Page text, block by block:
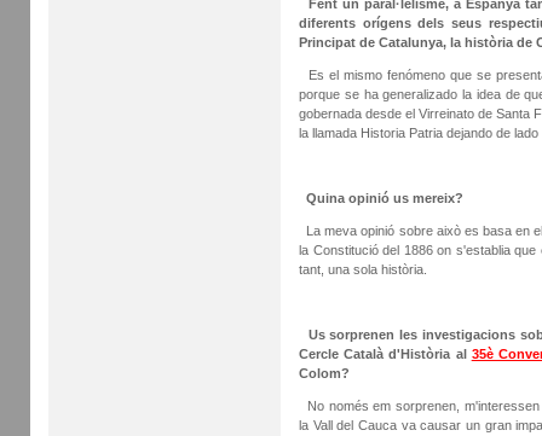
Fent un paral·lelisme, a Espanya
diferents orígens dels seus
Principat de Catalunya, la història de
Es el mismo fenómeno que se
porque se ha generalizado la idea de
gobernada desde el Virreinato de Santa
la llamada Historia Patria dejando de
Quina opinió us mereix?
La meva opinió sobre això es basa en
la Constitució del 1886 on s'establia
tant, una sola història.
Us sorprenen les investigacions
Cercle Català d'Història al 35è
Colom?
No només em sorprenen,
la Vall del Cauca va causar un gran